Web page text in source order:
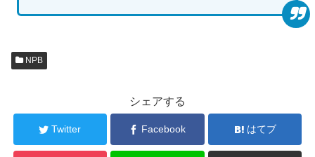
NPB
シェアする
Twitter Facebook はてブ